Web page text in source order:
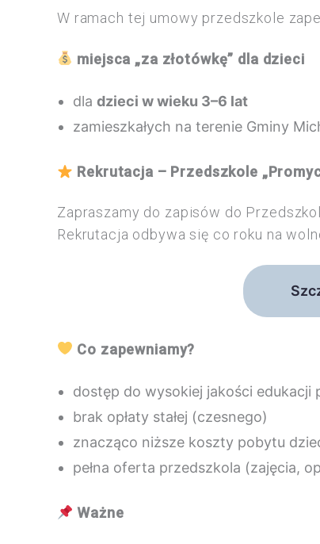
W ramach tej umowy przedszkole
miejsca „za złotówkę” dla dzieci
dla dzieci w wieku 3–6 lat
zamieszkałych na terenie Gminy
Rekrutacja – Przedszkole
Zapraszamy do zapisów do
Rekrutacja odbywa się co roku na
Co zapewniamy?
dostęp do wysokiej jakości edukacji
brak opłaty stałej (czesnego)
znacząco niższe koszty pobytu
pełna oferta przedszkola (zajęcia,
Ważne